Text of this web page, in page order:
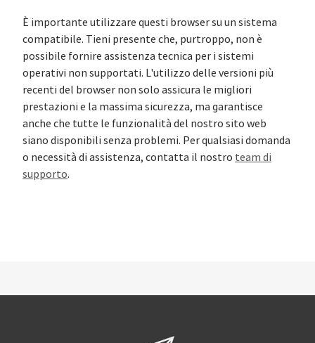
È importante utilizzare questi browser su un sistema
compatibile. Tieni presente che, purtroppo, non è
possibile fornire assistenza tecnica per i sistemi
operativi non supportati. L'utilizzo delle versioni più
recenti del browser non solo assicura le migliori
prestazioni e la massima sicurezza, ma garantisce
anche che tutte le funzionalità del nostro sito web
siano disponibili senza problemi. Per qualsiasi domanda
o necessità di assistenza, contatta il nostro team di
supporto.